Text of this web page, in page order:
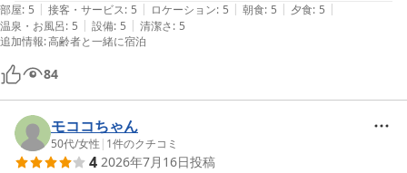
満たされました。お風呂からの景色も最高でした。
ぜひまた利用したいと思います。
部屋: 5 | 接客・サービス: 5 | ロケーション: 5 | 朝食: 5 | 夕食: 5 |
温泉・お風呂: 5 | 設備: 5 | 清潔さ: 5
追加情報:高齢者と一緒に宿泊
84
モココちゃん
50代/女性 | 1件のクチコミ
4 2026年7月16日投稿